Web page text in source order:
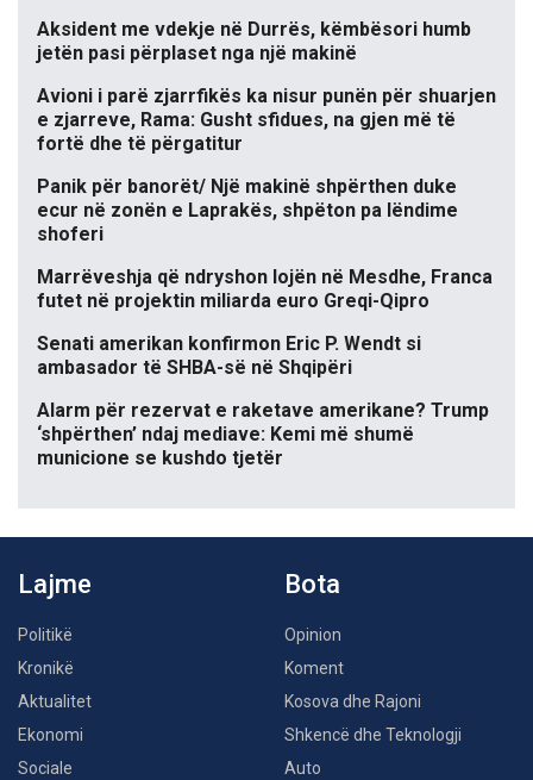
Aksident me vdekje në Durrës, këmbësori humb
jetën pasi përplaset nga një makinë
Avioni i parë zjarrfikës ka nisur punën për shuarjen
e zjarreve, Rama: Gusht sfidues, na gjen më të
fortë dhe të përgatitur
Panik për banorët/ Një makinë shpërthen duke
ecur në zonën e Laprakës, shpëton pa lëndime
shoferi
Marrëveshja që ndryshon lojën në Mesdhe, Franca
futet në projektin miliarda euro Greqi-Qipro
Senati amerikan konfirmon Eric P. Wendt si
ambasador të SHBA-së në Shqipëri
Alarm për rezervat e raketave amerikane? Trump
‘shpërthen’ ndaj mediave: Kemi më shumë
municione se kushdo tjetër
Lajme
Politikë
Kronikë
Aktualitet
Ekonomi
Sociale
Bota
Opinion
Koment
Kosova dhe Rajoni
Shkencë dhe Teknologji
Auto